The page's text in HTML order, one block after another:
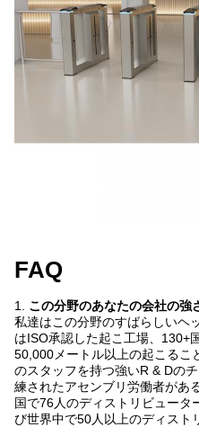
FAQ
1. この分野のあなたの会社の強
私達はこの分野のすばらしいヘ
はISO承認した起こ工場、130+
50,000メートル以上の起こるこ
のスタッフを持つ強いR & Dの
練されたアセンブリ労働者があ
国で76人のディストリビュータ
び世界中で50人以上のディスト